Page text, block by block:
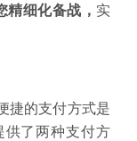
精细化备战， 实
捷的支付方式是
供了两种支付方